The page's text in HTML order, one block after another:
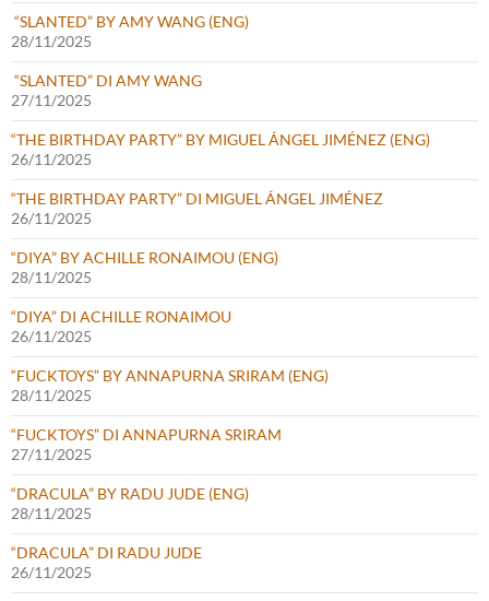
“SLANTED” BY AMY WANG (ENG)
28/11/2025
“SLANTED” DI AMY WANG
27/11/2025
“THE BIRTHDAY PARTY” BY MIGUEL ÁNGEL JIMÉNEZ (ENG)
26/11/2025
“THE BIRTHDAY PARTY” DI MIGUEL ÁNGEL JIMÉNEZ
26/11/2025
“DIYA” BY ACHILLE RONAIMOU (ENG)
28/11/2025
“DIYA” DI ACHILLE RONAIMOU
26/11/2025
“FUCKTOYS” BY ANNAPURNA SRIRAM (ENG)
28/11/2025
“FUCKTOYS” DI ANNAPURNA SRIRAM
27/11/2025
“DRACULA” BY RADU JUDE (ENG)
28/11/2025
“DRACULA” DI RADU JUDE
26/11/2025